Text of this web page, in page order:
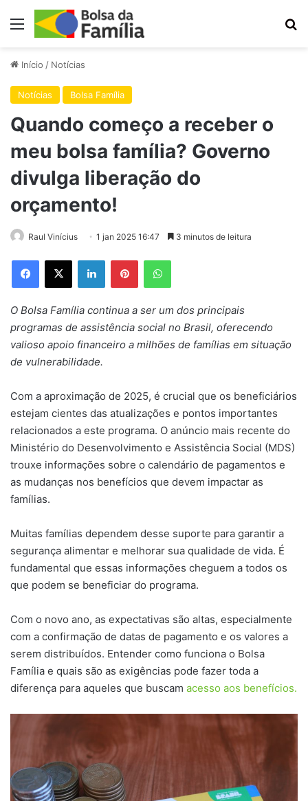
Menu
Início / Notícias
Notícias Bolsa Família
Quando começo a receber o
meu bolsa família? Governo
divulga liberação do
orçamento!
Raul Vinícius 1 jan 2025 16:47 3 minutos de leitura
Facebook
X LinkedinPinterestWhatsApp
O Bolsa Família continua a ser um dos principais
programas de assistência social no Brasil, oferecendo
valioso apoio financeiro a milhões de famílias em situação
de vulnerabilidade.
Com a aproximação de 2025, é crucial que os beneficiários
estejam cientes das atualizações e pontos importantes
relacionados a este programa. O anúncio mais recente do
Ministério do Desenvolvimento e Assistência Social (MDS)
trouxe informações sobre o calendário de pagamentos e
as mudanças nos benefícios que devem impactar as
famílias.
Muitas famílias dependem desse suporte para garantir a
segurança alimentar e melhorar sua qualidade de vida. É
fundamental que essas informações cheguem a todos os
que podem se beneficiar do programa.
Com o novo ano, as expectativas são altas, especialmente
com a confirmação de datas de pagamento e os valores a
serem distribuídos. Entender como funciona o Bolsa
Família e quais são as exigências pode fazer toda a
diferença para aqueles que buscam acesso aos benefícios.